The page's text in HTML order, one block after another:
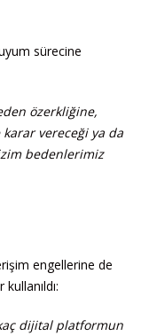
sürecine
özerkliğine,
vereceği ya da
bedenlerimiz
engellerine de
dijital platformun